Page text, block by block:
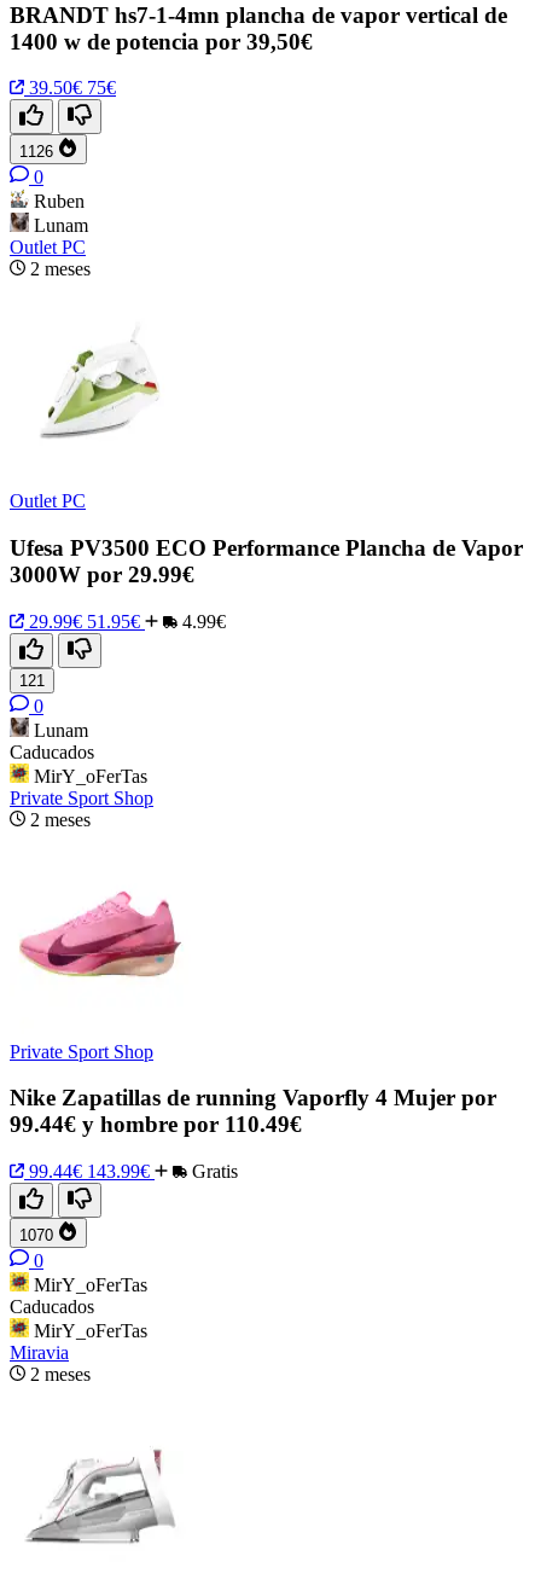
BRANDT hs7-1-4mn plancha de vapor vertical de
1400 w de potencia por 39,50€
39.50€ 75€
1126
0
Ruben
Lunam
Outlet PC
2 meses
Outlet PC
Ufesa PV3500 ECO Performance Plancha de Vapor
3000W por 29.99€
29.99€ 51.95€ 4.99€
121
0
Lunam
Caducados
MirY_oFerTas
Private Sport Shop
2 meses
Private Sport Shop
Nike Zapatillas de running Vaporfly 4 Mujer por
99.44€ y hombre por 110.49€
99.44€ 143.99€ Gratis
1070
0
MirY_oFerTas
Caducados
MirY_oFerTas
Miravia
2 meses